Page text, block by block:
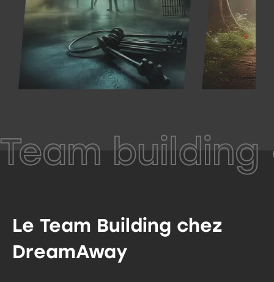
Team building
Le Team Building chez
DreamAway